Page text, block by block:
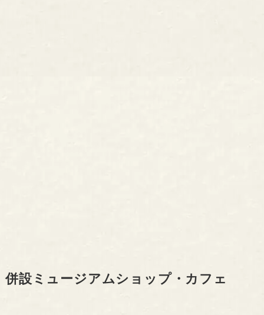
併設ミュージアムショップ・カフェ